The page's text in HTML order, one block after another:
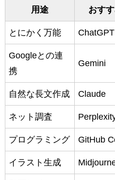
用途 おす
とにかく万能 ChatGPT
Googleとの連
携
Gemini
自然な長文作成 Claude
ネット調査
プログラミング GitHub
イラスト生成